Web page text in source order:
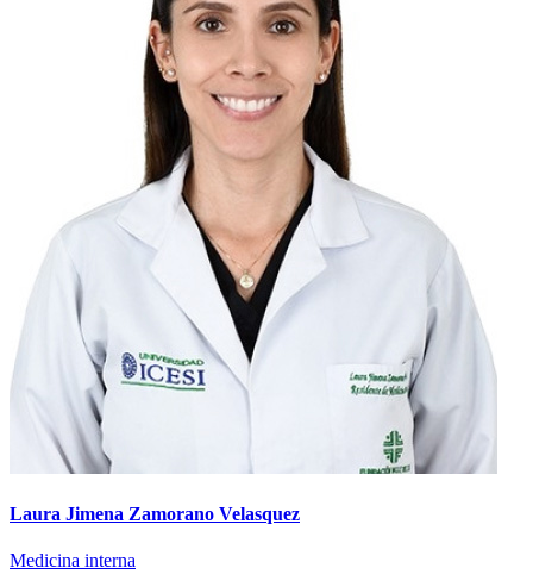
Laura Jimena Zamorano Velasquez
Medicina interna